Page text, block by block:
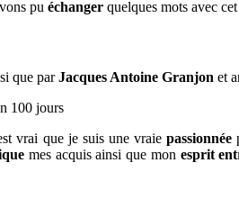
pu échanger quelques mots avec cet
que parJacques Antoine Granjon et
vrai que je suis une vraiepassionnée
mes acquis ainsi que mon esprit